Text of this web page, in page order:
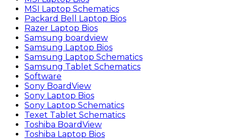
MSI Laptop Schematics
Packard Bell Laptop Bios
Razer Laptop Bios
Samsung boardview
Samsung Laptop Bios
Samsung Laptop Schematics
Samsung Tablet Schematics
Software
Sony BoardView
Sony Laptop Bios
Sony Laptop Schematics
Texet Tablet Schematics
Toshiba BoardView
Toshiba Laptop Bios